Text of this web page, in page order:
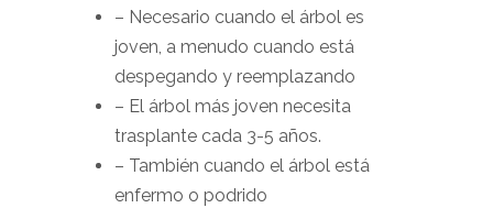
– Necesario cuando el árbol es
joven, a menudo cuando está
despegando y reemplazando
– El árbol más joven necesita
trasplante cada 3-5 años.
– También cuando el árbol está
enfermo o podrido